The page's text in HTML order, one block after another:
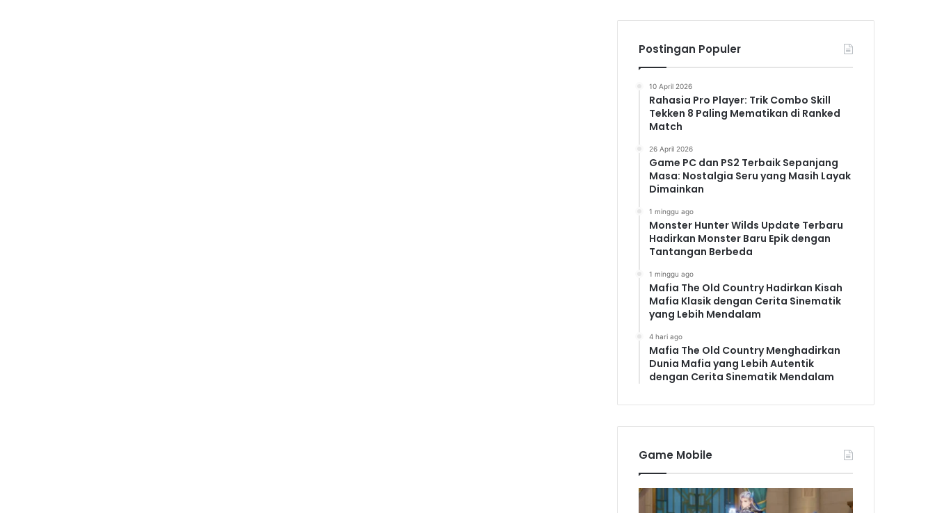
Postingan Populer
10 April 2026
Rahasia Pro Player: Trik Combo Skill
Tekken 8 Paling Mematikan di Ranked
Match
26 April 2026
Game PC dan PS2 Terbaik Sepanjang
Masa: Nostalgia Seru yang Masih Layak
Dimainkan
1 minggu ago
Monster Hunter Wilds Update Terbaru
Hadirkan Monster Baru Epik dengan
Tantangan Berbeda
1 minggu ago
Mafia The Old Country Hadirkan Kisah
Mafia Klasik dengan Cerita Sinematik
yang Lebih Mendalam
4 hari ago
Mafia The Old Country Menghadirkan
Dunia Mafia yang Lebih Autentik
dengan Cerita Sinematik Mendalam
Game Mobile